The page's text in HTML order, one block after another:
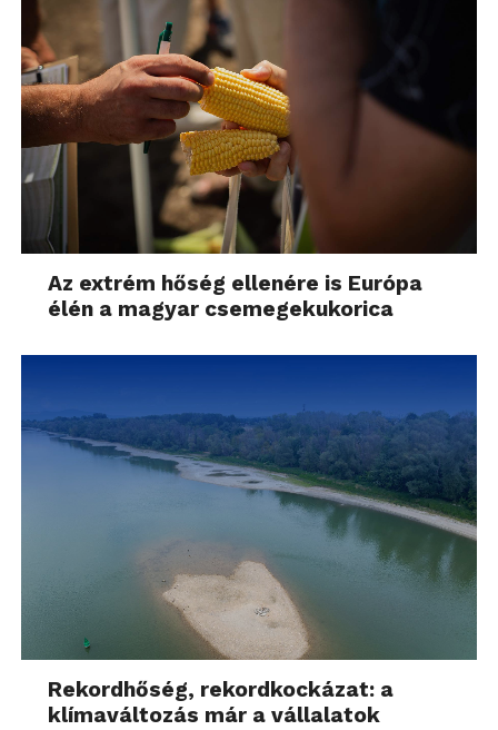
Az extrém hőség ellenére is Európa
élén a magyar csemegekukorica
Rekordhőség, rekordkockázat: a
klímaváltozás már a vállalatok